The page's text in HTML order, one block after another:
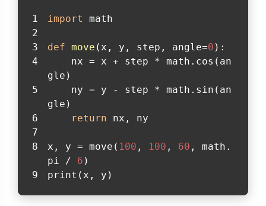
import math
def move ( x, y, step, angle=0 ):
gle)
gle)
return nx, ny
x, y = move( 100 , 100 , 60 , math.
pi / 6 )
print(x, y)